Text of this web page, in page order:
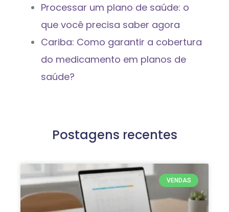
Processar um plano de saúde: o
que você precisa saber agora
Cariba: Como garantir a cobertura
do medicamento em planos de
saúde?
Postagens recentes
VENDAS